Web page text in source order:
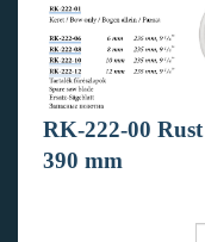
RK-222-00
390 mm